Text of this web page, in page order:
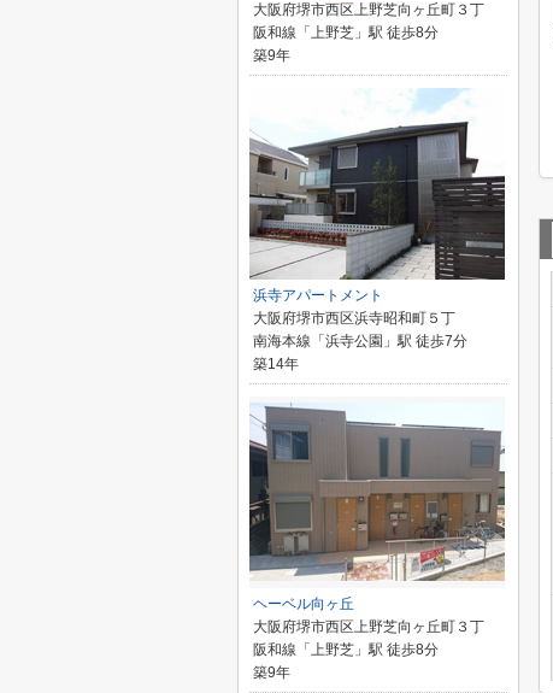
大阪府堺市西区上野芝向ヶ丘町３丁
阪和線「上野芝」駅 徒歩8分
築9年
浜寺アパートメント
大阪府堺市西区浜寺昭和町５丁
南海本線「浜寺公園」駅 徒歩7分
築14年
ヘーベル向ヶ丘
大阪府堺市西区上野芝向ヶ丘町３丁
阪和線「上野芝」駅 徒歩8分
築9年